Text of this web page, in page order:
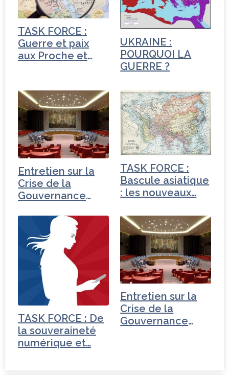
o
o
k
r
n r
TASK FORCE :
Guerre et paix
aux Proche et
UKRAINE :
POURQUOI LA
GUERRE ?
Entretien sur la
Crise de la
Gouvernance
Turquie
TASK FORCE :
Bascule asiatique
: les nouveaux…
TASK FORCE : De
la souveraineté
numérique et…
Entretien sur la
Crise de la
Gouvernance